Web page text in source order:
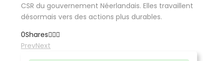
CSR du gouvernement Néerlandais. Elles travaillent
désormais vers des actions plus durables.
0Shares
PrevNext